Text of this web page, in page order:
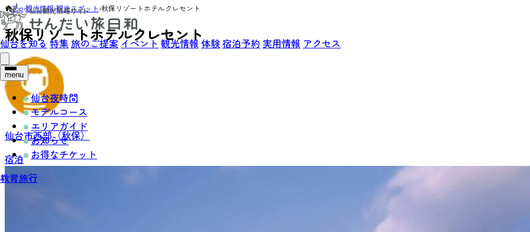
仙台を知る 特集旅のご提案 イベント 観光情報 体験宿泊予約 実用情報 アクセス
menu
仙台夜時間
モデルコース
エリアガイド
お知らせ
お得なチケット
教育旅行
Top›観光情報›観光スポット›秋保リゾートホテルクレセント
秋保リゾートホテルクレセント
仙台市西部（秋保）
宿泊